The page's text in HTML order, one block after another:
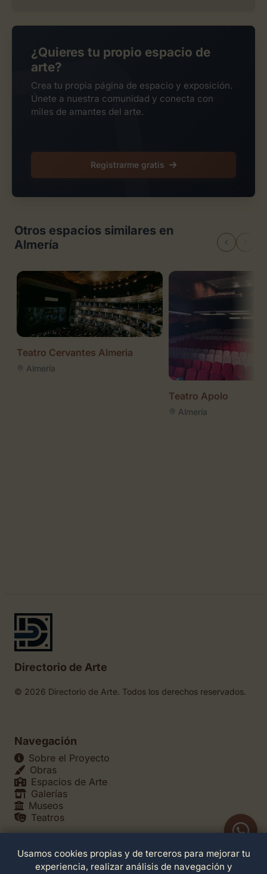
¿Quieres tu propio espacio de
arte?
Crea tu propia página de espacio y exposición.
Únete a nuestra comunidad y conecta con
miles de amantes del arte.
Registrarme gratis
Otros espacios similares en
Almería
Teatro Cervantes Almeria
Almería
Teatro Apolo
Almería
Directorio de Arte
© 2026 Directorio de Arte. Todos los derechos reservados.
Navegación
Sobre el Proyecto
Obras
Espacios de Arte
Galerías
Museos
Teatros
Legales
Usamos cookies propias y de terceros para mejorar tu
experiencia, realizar análisis de navegación y